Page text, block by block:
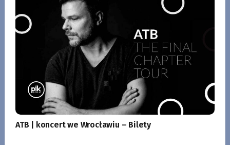
ATB | koncert we Wrocławiu – Bilety